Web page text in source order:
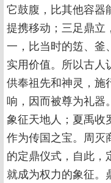
它鼓腹，比其他容器
提携移动；三足鼎立
一，比当时的笾、釜
实用价值。所以古人
供奉祖先和神灵，施
响，因而被尊为礼器
象征天地人；夏禹收
作为传国之宝。周灭
的定鼎仪式，自此，
就成为权力的象征。